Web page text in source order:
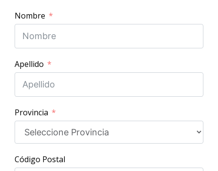
Nombre
Apellido
Provincia
Código Postal